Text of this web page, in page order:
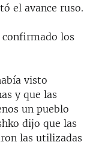
el avance ruso.
confirmado los
visto
y que las
un pueblo
dijo que las
las utilizadas